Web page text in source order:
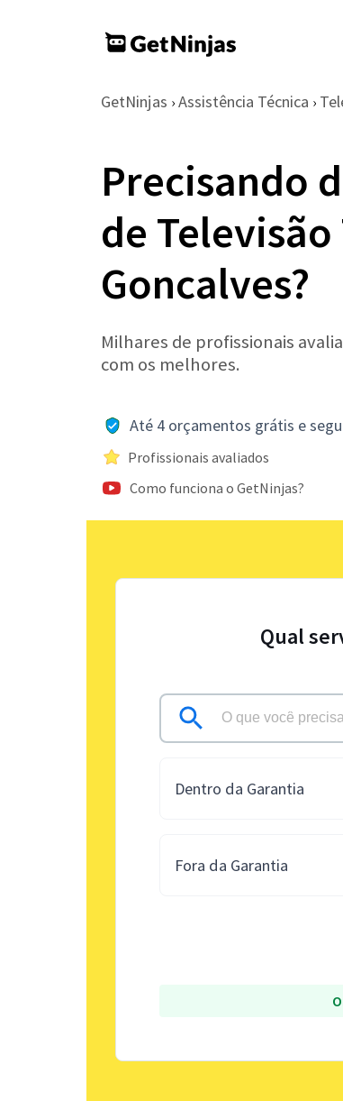
GetNinjas › Assistência Técnica ›
Precisando
de
Goncalves?
Milhares de profissionais
com os melhores.
Até 4 orçamentos grátis e
Profissionais avaliados
Como funciona o GetNinjas?
Qual
Dentro da Garantia
Fora da Garantia